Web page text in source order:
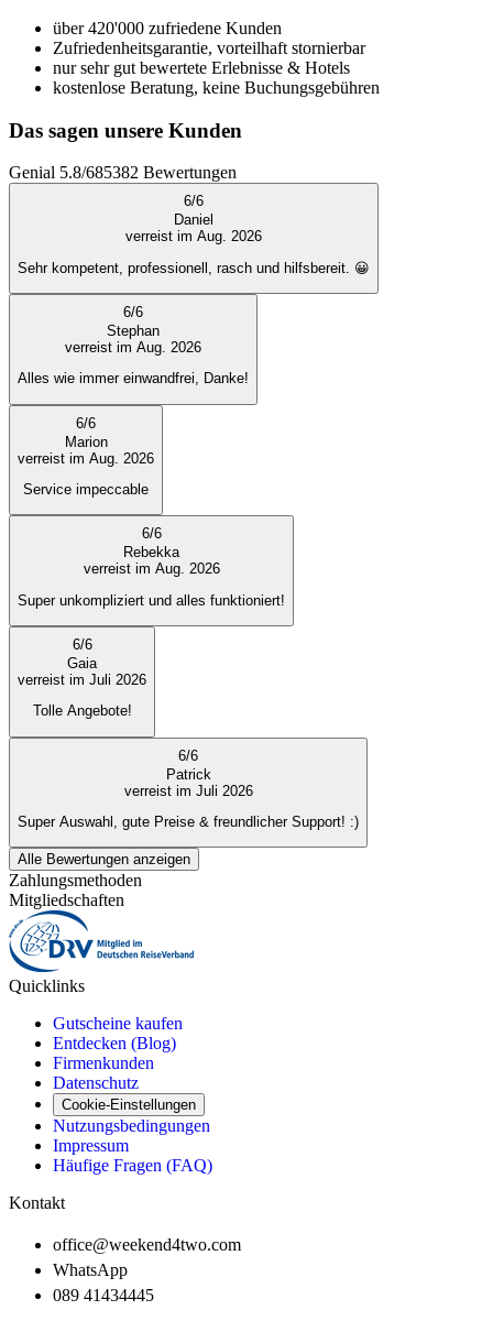
über 420'000 zufriedene Kunden
Zufriedenheitsgarantie, vorteilhaft stornierbar
nur sehr gut bewertete Erlebnisse & Hotels
kostenlose Beratung, keine Buchungsgebühren
Das sagen unsere Kunden
Genial 5.8/685382 Bewertungen
6/6
Daniel
verreist im Aug. 2026
Sehr kompetent, professionell, rasch und hilfsbereit. 😀
6/6
Stephan
verreist im Aug. 2026
Alles wie immer einwandfrei, Danke!
6/6
Marion
verreist im Aug. 2026
Service impeccable
6/6
Rebekka
verreist im Aug. 2026
Super unkompliziert und alles funktioniert!
6/6
Gaia
verreist im Juli 2026
Tolle Angebote!
6/6
Patrick
verreist im Juli 2026
Super Auswahl, gute Preise & freundlicher Support! :)
Alle Bewertungen anzeigen
Zahlungsmethoden
Mitgliedschaften
Quicklinks
Gutscheine kaufen
Entdecken (Blog)
Firmenkunden
Datenschutz
Cookie-Einstellungen
Nutzungsbedingungen
Impressum
Häufige Fragen (FAQ)
Kontakt
office@weekend4two.com
WhatsApp
089 41434445